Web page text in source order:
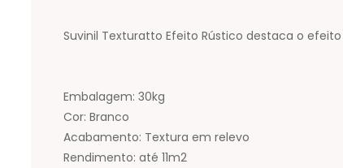
Suvinil Texturatto Efeito Rústico destaca o
Embalagem: 30kg
Cor: Branco
Acabamento: Textura em relevo
Rendimento: até 11m2